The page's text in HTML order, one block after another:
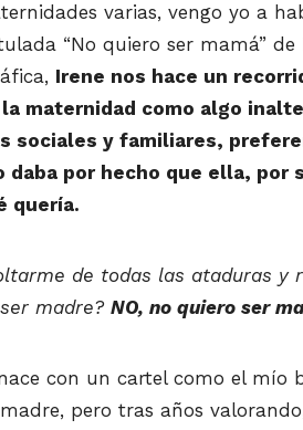
varias, vengo yo a
“No quiero ser mamá”
Irene nos hace un
la maternidad como algo
sociales y familiares,
daba por hecho que ella, por
quería.
de todas las ataduras
madre? NO, no quiero ser
con un cartel como el mío
pero tras años